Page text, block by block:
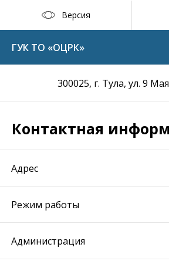
Версия
300025, г. Тула, ул. 9
ГУК ТО «ОЦРК»
Контактная
Адрес
Режим работы
Администрация